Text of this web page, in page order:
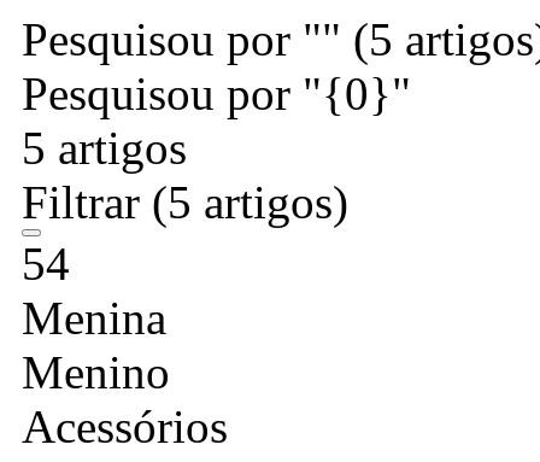
Pesquisou por "" (5
Pesquisou por "{0}"
5 artigos
Filtrar (5 artigos)
54
Menina
Menino
Acessórios